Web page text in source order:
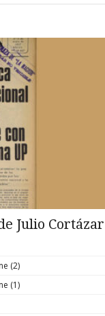
Julio Cortázar
(2)
(1)